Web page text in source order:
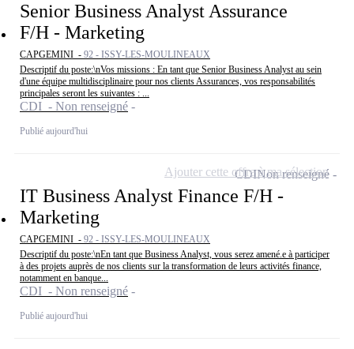
Senior Business Analyst Assurance
F/H - Marketing
CAPGEMINI - 92 - ISSY-LES-MOULINEAUX
Descriptif du poste:\nVos missions : En tant que Senior Business Analyst au sein
d'une équipe multidisciplinaire pour nos clients Assurances, vos responsabilités
principales seront les suivantes : ...
CDI - Non renseigné
Publié aujourd'hui
IT Business Analyst Finance F/H -
Marketing
CAPGEMINI - 92 - ISSY-LES-MOULINEAUX
Descriptif du poste:\nEn tant que Business Analyst, vous serez amené.e à participer
à des projets auprès de nos clients sur la transformation de leurs activités finance,
notamment en banque...
CDI - Non renseigné
Publié aujourd'hui
CDINon renseigné
Ajouter cette offre à ma sélection